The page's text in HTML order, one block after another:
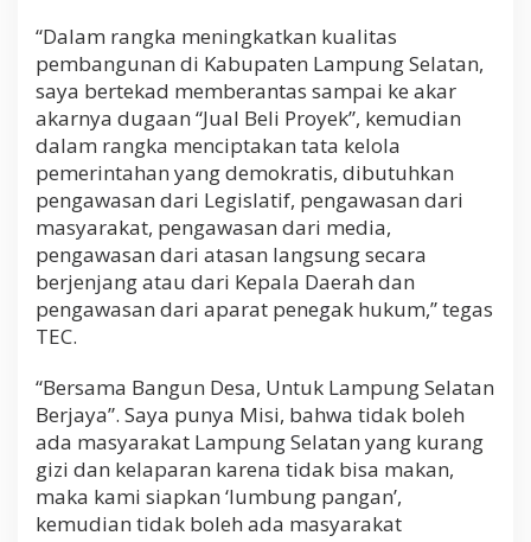
“Dalam rangka meningkatkan kualitas
pembangunan di Kabupaten Lampung Selatan,
saya bertekad memberantas sampai ke akar
akarnya dugaan “Jual Beli Proyek”, kemudian
dalam rangka menciptakan tata kelola
pemerintahan yang demokratis, dibutuhkan
pengawasan dari Legislatif, pengawasan dari
masyarakat, pengawasan dari media,
pengawasan dari atasan langsung secara
berjenjang atau dari Kepala Daerah dan
pengawasan dari aparat penegak hukum,” tegas
TEC.
“Bersama Bangun Desa, Untuk Lampung Selatan
Berjaya”. Saya punya Misi, bahwa tidak boleh
ada masyarakat Lampung Selatan yang kurang
gizi dan kelaparan karena tidak bisa makan,
maka kami siapkan ‘lumbung pangan’,
kemudian tidak boleh ada masyarakat